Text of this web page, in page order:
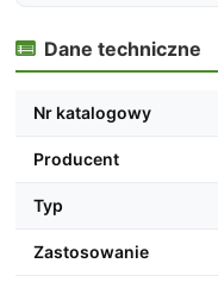
 Dane techniczne
Nr katalogowy
Producent
Typ
Zastosowanie